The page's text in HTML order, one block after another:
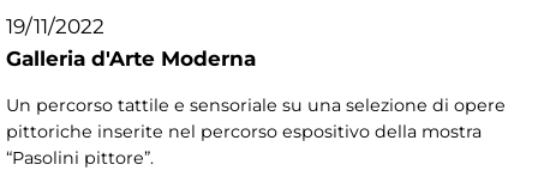
19/11/2022
Galleria d'Arte Moderna
Un percorso tattile e sensoriale su una selezione di opere
pittoriche inserite nel percorso espositivo della mostra
“Pasolini pittore”.